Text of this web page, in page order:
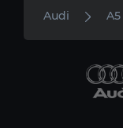
Audi A5